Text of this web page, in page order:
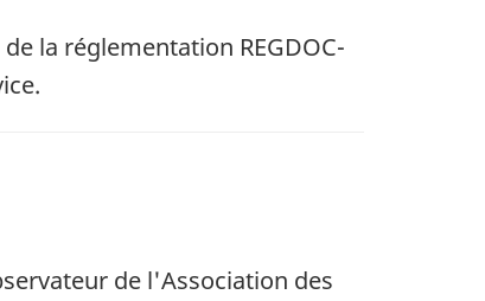
la réglementation REGDOC-
de l'Association des